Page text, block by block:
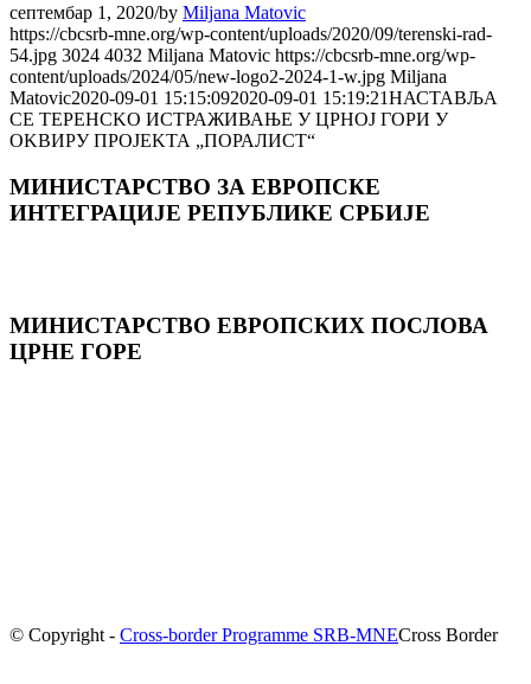
септембар 1, 2020/by Miljana Matovic
https://cbcsrb-mne.org/wp-content/uploads/2020/09/terenski-rad-
54.jpg 3024 4032 Miljana Matovic https://cbcsrb-mne.org/wp-
content/uploads/2024/05/new-logo2-2024-1-w.jpg Miljana
Matovic2020-09-01 15:15:092020-09-01 15:19:21НАСТАВЉА
СЕ ТЕРЕНСKО ИСТРАЖИВАЊЕ У ЦРНОЈ ГОРИ У
ОKВИРУ ПРОЈЕKТА „ПОРАЛИСТ“
МИНИСТАРСТВО ЗА ЕВРОПСКЕ
ИНТЕГРАЦИЈЕ РЕПУБЛИКЕ СРБИЈЕ
МИНИСТАРСТВО ЕВРОПСКИХ ПОСЛОВА
ЦРНЕ ГОРE
© Copyright - Cross-border Programme SRB-MNECross Border